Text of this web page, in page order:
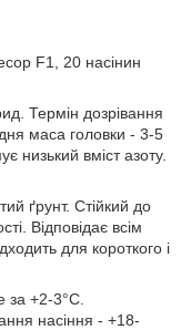
F1, 20 насінин
Термін дозрівання
маса головки - 3-5
низький вміст азоту.
ґрунт. Стійкий до
Відповідає всім
для короткого і
за +2-3°С.
насіння - +18-